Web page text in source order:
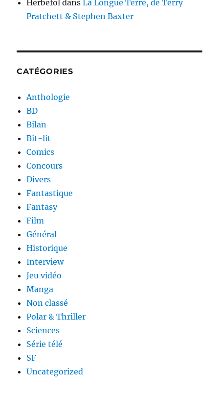
Herbefol dansLa Longue Terre, de Terry
Pratchett & Stephen Baxter
CATÉGORIES
Anthologie
BD
Bilan
Bit-lit
Comics
Concours
Divers
Fantastique
Fantasy
Film
Général
Historique
Interview
Jeu vidéo
Manga
Non classé
Polar & Thriller
Sciences
Série télé
SF
Uncategorized